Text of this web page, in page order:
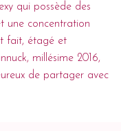
qui possède des
une concentration
fait, étagé et
millésime 2016,
de partager avec